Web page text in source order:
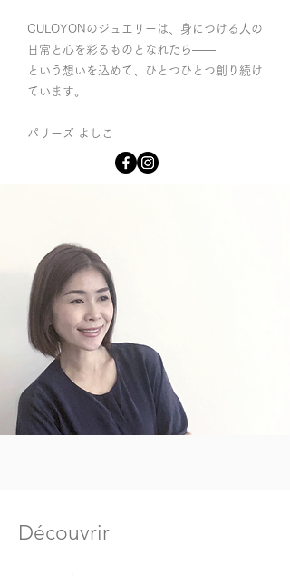
CULOYONのジュエリーは、身につける人の
日常と心を彩るものとなれたら——
という想いを込めて、ひとつひとつ創り続け
ています。
パリーズ よしこ
Découvrir